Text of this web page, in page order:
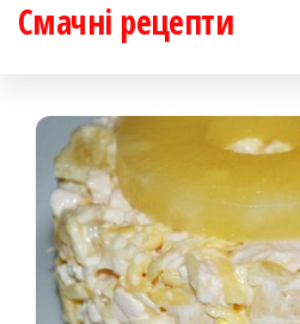
Перейти
Смачні рецепти